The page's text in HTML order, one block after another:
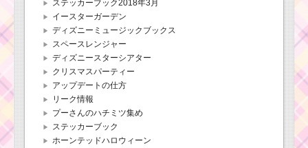
ステッカーブック2018年3月
イースターガーデン
ディズニーミュージックブックス
スペースレンジャー
ディズニースターシアター
クリスマスパーティー
アップデートの仕方
リーク情報
プーさんのハチミツ集め
ステッカーブック
ホーンテッドハロウィーン